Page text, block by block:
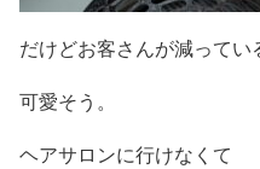
だけどお客さんが減ってい
可愛そう。
ヘアサロンに行けなくて